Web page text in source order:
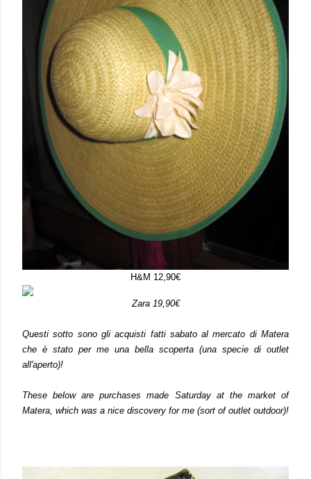
H&M 12,90€
Zara 19,90€
Questi sotto sono gli acquisti fatti sabato al mercato di Matera
che è stato per me una bella scoperta (una specie di outlet
all'aperto)!
These below are purchases made Saturday at the market of
Matera, which was a nice discovery for me (sort of outlet outdoor)!